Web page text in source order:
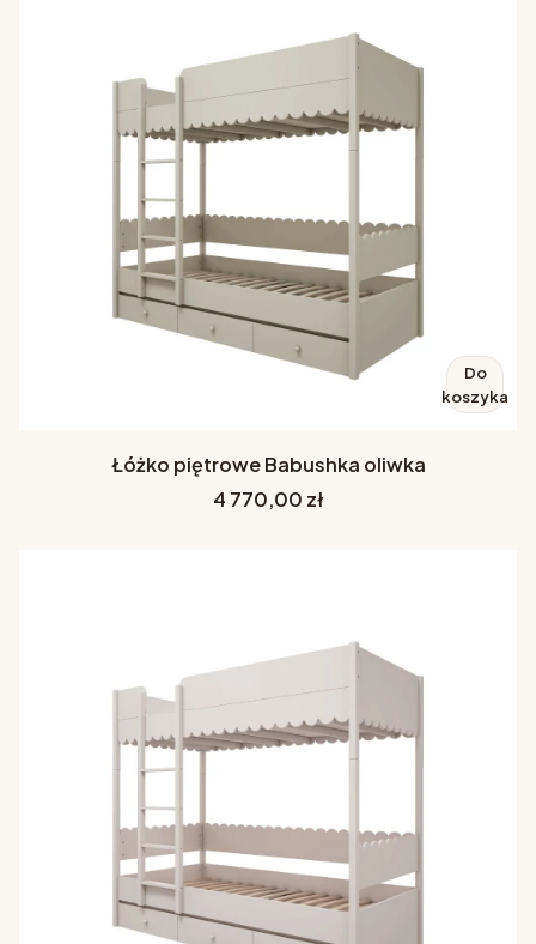
Do
koszyka
Łóżko piętrowe Babushka oliwka
Cena
4 770,00 zł